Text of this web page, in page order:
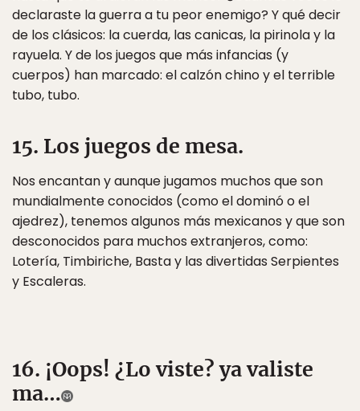
declaraste la guerra a tu peor enemigo? Y qué decir
de los clásicos: la cuerda, las canicas, la pirinola y la
rayuela. Y de los juegos que más infancias (y
cuerpos) han marcado: el calzón chino y el terrible
tubo, tubo.
15. Los juegos de mesa.
Nos encantan y aunque jugamos muchos que son
mundialmente conocidos (como el dominó o el
ajedrez), tenemos algunos más mexicanos y que son
desconocidos para muchos extranjeros, como:
Lotería, Timbiriche, Basta y las divertidas Serpientes
y Escaleras.
16. ¡Oops! ¿Lo viste? ya valiste
ma…